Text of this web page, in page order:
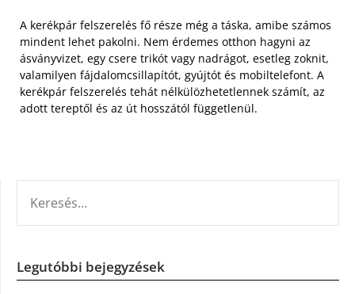
A kerékpár felszerelés fő része még a táska, amibe számos
mindent lehet pakolni. Nem érdemes otthon hagyni az
ásványvizet, egy csere trikót vagy nadrágot, esetleg zoknit,
valamilyen fájdalomcsillapítót, gyújtót és mobiltelefont. A
kerékpár felszerelés tehát nélkülözhetetlennek számít, az
adott tereptől és az út hosszától függetlenül.
Legutóbbi bejegyzések